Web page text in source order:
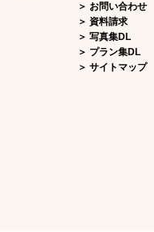
お問い合わせ
資料請求
写真集DL
プラン集DL
サイトマップ